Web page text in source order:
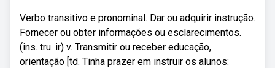
Verbo transitivo e pronominal. Dar ou adquirir instrução.
Fornecer ou obter informações ou esclarecimentos.
(ins. tru. ir) v. Transmitir ou receber educação,
orientação [td. Tinha prazer em instruir os alunos: